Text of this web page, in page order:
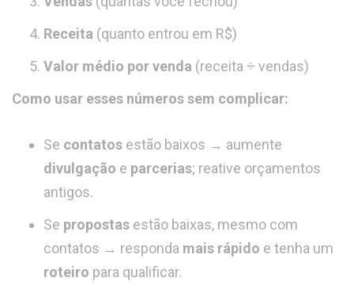
Receita (quanto entrou em R$)
Valor médio por venda (receita ÷ vendas)
Como usar esses números sem complicar:
Se contatos estão baixos → aumente
divulgação e parcerias; reative orçamentos
antigos.
Se propostas estão baixas, mesmo com
contatos → responda mais rápido e tenha um
roteiro para qualificar.